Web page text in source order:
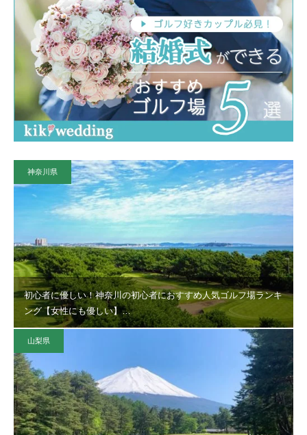
神奈川県
初心者に優しい！神奈川の初心者におすすめ人気ゴルフ場ランキ
ング【女性にも優しい】…
山梨県